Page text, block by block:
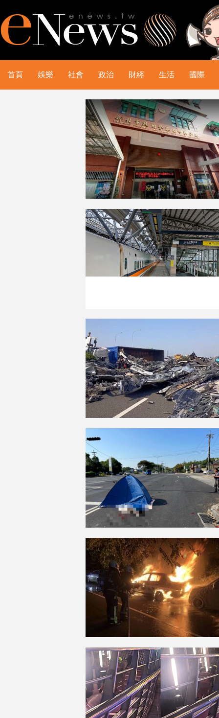
首頁 娛樂 社會 政治 財經 生活 國際